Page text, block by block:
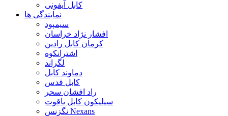
کابل آیفونی
نمایندگی ها
سیمپود
افشار نژاد خراسان
کرمان کابل رادین
اشترانکوه
لگراند
دماوند کابل
کابل قدس
راد افشان سحر
سیلیکون کابل یاقوت
نگزنس Nexans